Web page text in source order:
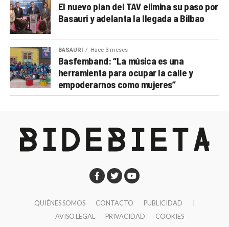
El nuevo plan del TAV elimina su paso por
Basauri y adelanta la llegada a Bilbao
BASAURI Hace 3 meses
Basfemband: “La música es una
herramienta para ocupar la calle y
empoderarnos como mujeres”
QUIÉNES SOMOS CONTACTO PUBLICIDAD
AVISO LEGAL
PRIVACIDAD COOKIES